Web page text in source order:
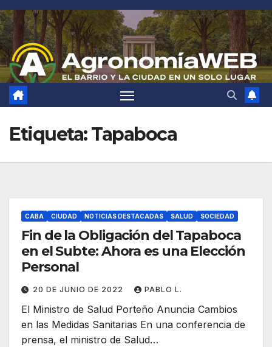
Saltar
al
contenido
Etiqueta:Tapaboca
CABA CIUDAD NOTICIAS DESTACADAS SALUD SOCIEDAD
Fin de la Obligación del Tapaboca
en el Subte: Ahora es una Elección
Personal
20 DE JUNIO DE 2022 PABLO L.
El Ministro de Salud Porteño Anuncia Cambios
en las Medidas Sanitarias En una conferencia de
prensa, el ministro de Salud…